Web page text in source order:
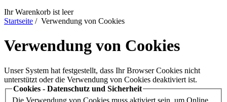
Ihr Warenkorb ist leer
Startseite / Verwendung von Cookies
Verwendung von Cookies
Unser System hat festgestellt, dass Ihr Browser Cookies nicht
unterstützt oder die Verwendung von Cookies deaktiviert ist.
Cookies - Datenschutz und Sicherheit